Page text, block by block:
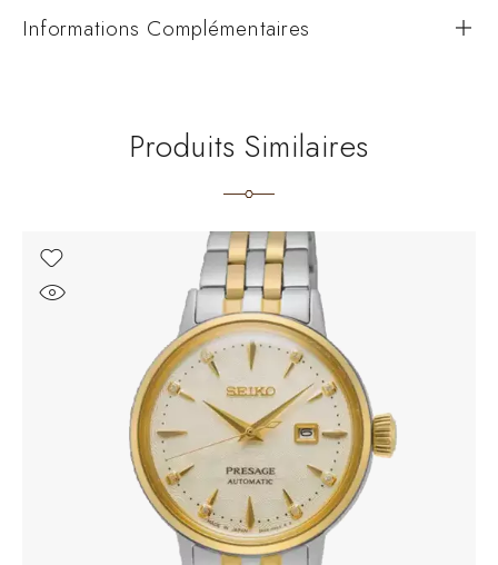
Informations Complémentaires
Produits Similaires